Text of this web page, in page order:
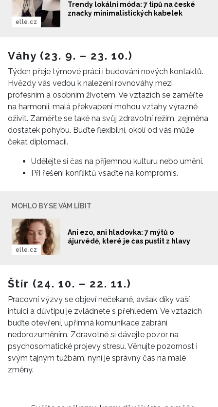
INFORMACE
REDAKCE
Trendy lokální móda: 7 tipů na české
značky minimalistických kabelek
elle.cz
Váhy (23. 9. – 23. 10.)
Týden přeje týmové práci i budování nových kontaktů.
Hvězdy vás vedou k nalezení rovnováhy mezi
profesním a osobním životem. Ve vztazích se zaměřte
na harmonii, malá překvapení mohou vztahy výrazně
oživit. Zaměřte se také na svůj zdravotní režim, zejména
dostatek pohybu. Buďte flexibilní, okolí od vás může
čekat diplomacii.
Udělejte si čas na příjemnou kulturu nebo umění.
Při řešení konfliktů vsaďte na kompromis.
MOHLO BY SE VÁM LÍBIT
Ani ezo, ani hladovka: 7 mýtů o
ájurvédě, které je čas pustit z hlavy
elle.cz
Štír (24. 10. – 22. 11.)
Pracovní výzvy se objeví nečekaně, avšak díky vaší
intuici a důvtipu je zvládnete s přehledem. Ve vztazích
buďte otevření, upřímná komunikace zabrání
nedorozuměním. Zdravotně si dávejte pozor na
psychosomatické projevy stresu. Věnujte pozornost i
svým tajným tužbám, nyní je správný čas na malé
změny.